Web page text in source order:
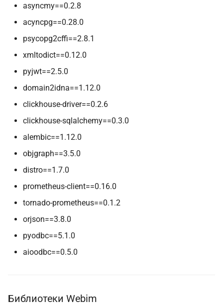
asyncmy==0.2.8
acyncpg==0.28.0
psycopg2cffi==2.8.1
xmltodict==0.12.0
pyjwt==2.5.0
domain2idna==1.12.0
clickhouse-driver==0.2.6
clickhouse-sqlalchemy==0.3.0
alembic==1.12.0
objgraph==3.5.0
distro==1.7.0
prometheus-client==0.16.0
tornado-prometheus==0.1.2
orjson==3.8.0
pyodbc==5.1.0
aioodbc==0.5.0
Библиотеки Webim